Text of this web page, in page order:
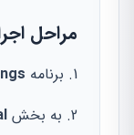
مراحل
برنامه
به بخش